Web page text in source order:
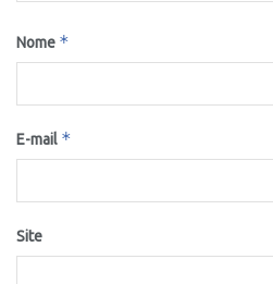
Nome *
E-mail *
Site